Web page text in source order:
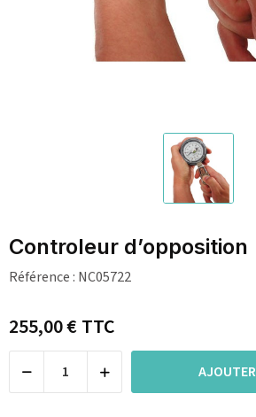
Controleur d’opposition
Référence : NC05722
255,00 €TTC